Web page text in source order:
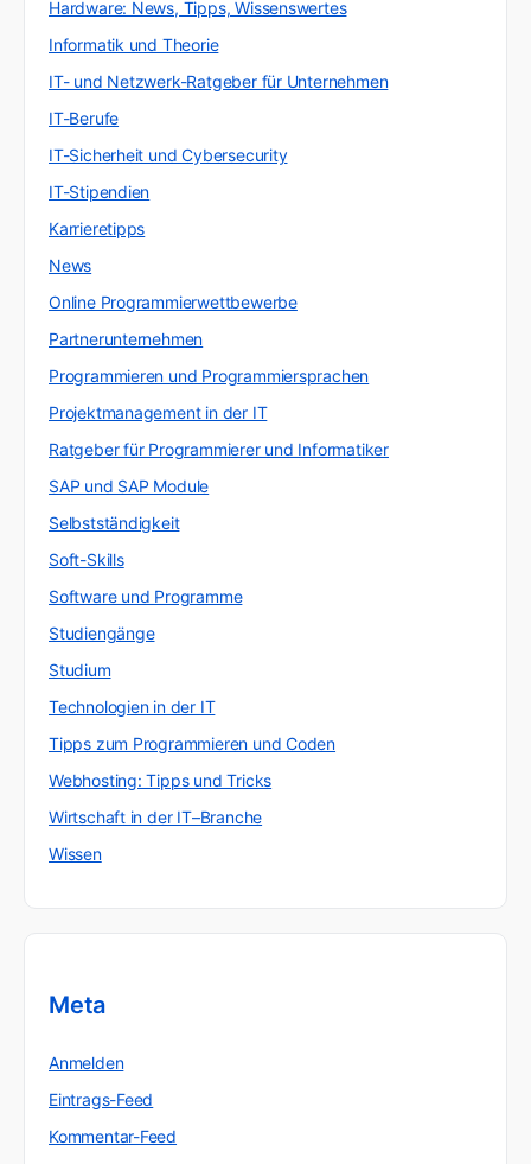
Hardware: News, Tipps, Wissenswertes
Informatik und Theorie
IT- und Netzwerk-Ratgeber für Unternehmen
IT-Berufe
IT-Sicherheit und Cybersecurity
IT-Stipendien
Karrieretipps
News
Online Programmierwettbewerbe
Partnerunternehmen
Programmieren und Programmiersprachen
Projektmanagement in der IT
Ratgeber für Programmierer und Informatiker
SAP und SAP Module
Selbstständigkeit
Soft-Skills
Software und Programme
Studiengänge
Studium
Technologien in der IT
Tipps zum Programmieren und Coden
Webhosting: Tipps und Tricks
Wirtschaft in der IT–Branche
Wissen
Meta
Anmelden
Eintrags-Feed
Kommentar-Feed